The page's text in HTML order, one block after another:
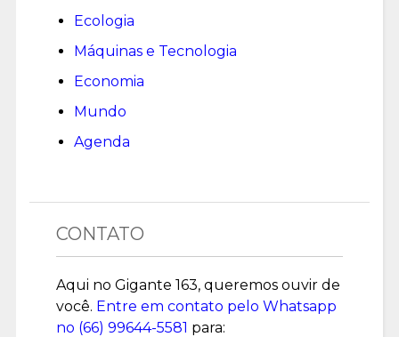
Ecologia
Máquinas e Tecnologia
Economia
Mundo
Agenda
CONTATO
Aqui no Gigante 163, queremos ouvir de
você. Entre em contato pelo Whatsapp
no (66) 99644-5581 para: